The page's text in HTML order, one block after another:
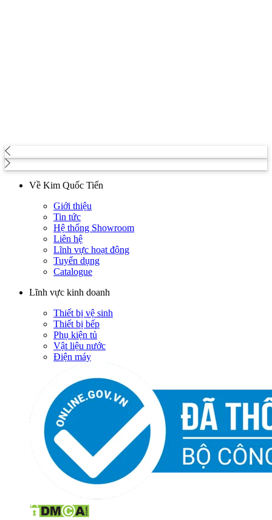
Về Kim Quốc Tiến
Giới thiệu
Tin tức
Hệ thống Showroom
Liên hệ
Lĩnh vực hoạt động
Tuyển dụng
Catalogue
Lĩnh vực kinh doanh
Thiết bị vệ sinh
Thiết bị bếp
Phụ kiện tủ
Vật liệu nước
Điện máy